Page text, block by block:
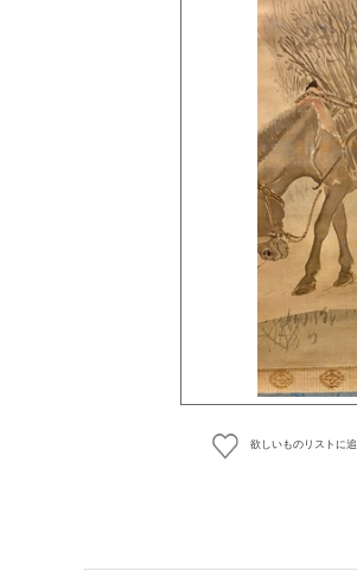
欲しいものリストに